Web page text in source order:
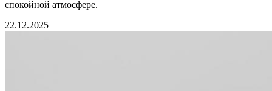
спокойной атмосфере.
22.12.2025